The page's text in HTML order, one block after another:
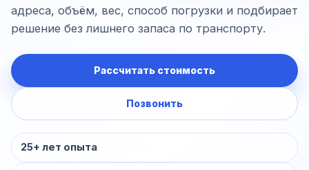
адреса, объём, вес, способ погрузки и подбирает
решение без лишнего запаса по транспорту.
Рассчитать стоимость
Позвонить
25+ лет опыта